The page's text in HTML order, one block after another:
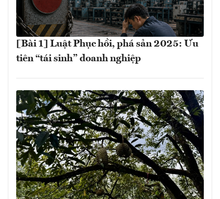
[Bài 1] Luật Phục hồi, phá sản 2025: Ưu
tiên “tái sinh” doanh nghiệp